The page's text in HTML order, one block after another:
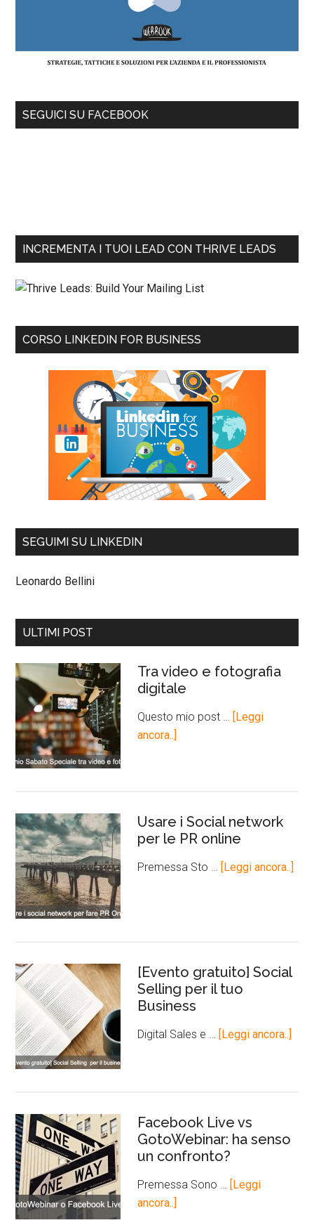
SEGUICI SU FACEBOOK
INCREMENTA I TUOI LEAD CON THRIVE LEADS
CORSO LINKEDIN FOR BUSINESS
SEGUIMI SU LINKEDIN
Leonardo Bellini
ULTIMI POST
Tra video e fotografia
digitale
Questo mio post … [Leggi
ancora..]
Usare i Social network
per le PR online
Premessa Sto … [Leggi ancora..]
[Evento gratuito] Social
Selling per il tuo
Business
Digital Sales e … [Leggi ancora..]
Facebook Live vs
GotoWebinar: ha senso
un confronto?
Premessa Sono … [Leggi
ancora..]